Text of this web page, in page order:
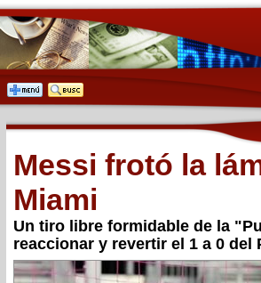
Messi frotó la
Miami
Un tiro libre formidable de la
reaccionar y revertir el 1 a 0